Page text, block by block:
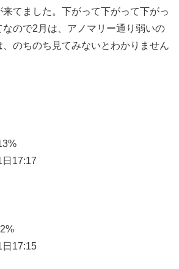
てました。下がって下がって下がっ
ので2月は、アノマリー通り弱いの
のちのち見てみないとわかりません
17:17
日17:15